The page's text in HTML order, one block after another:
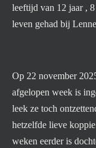
leeftijd van 12 jaar ,
leven gehad bij
Op 22 november
afgelopen week is
leek ze toch
hetzelfde lieve
weken eerder is